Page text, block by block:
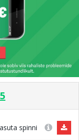
spinni